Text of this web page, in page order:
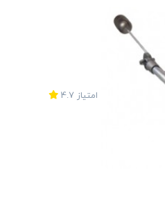
امتیاز 4.7